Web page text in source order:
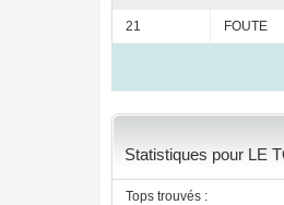
21 FOUTE
Statistiques pour LE
Tops trouvés :